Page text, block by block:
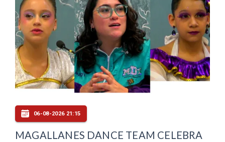
06-08-2026 21:15
MAGALLANES DANCE TEAM CELEBRA